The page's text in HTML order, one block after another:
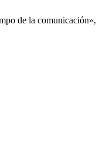
de la comunicación»,